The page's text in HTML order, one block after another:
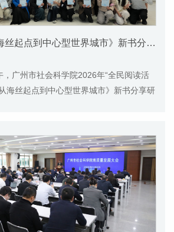
【研讨会】《从海丝起点到中心型世界城市》新书分享活动顺利举办
广州市社会科学院2026年“全民阅读活
海丝起点到中心型世界城市》新书分享研